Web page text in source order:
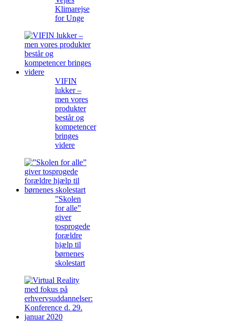
Klimarejse
for Unge
VIFIN
lukker –
men vores
produkter
består og
kompetencer
bringes
videre
”Skolen
for alle”
giver
tosprogede
forældre
hjælp til
børnenes
skolestart